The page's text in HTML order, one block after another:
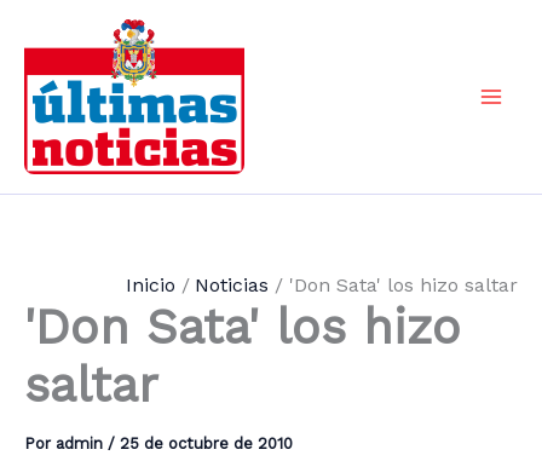
contenido
Inicio Noticias 'Don Sata' los hizo saltar
'Don Sata' los hizo
saltar
Por admin / 25 de octubre de 2010